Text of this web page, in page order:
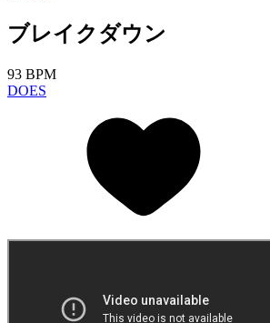
ブレイクダウン
93 BPM
DOES